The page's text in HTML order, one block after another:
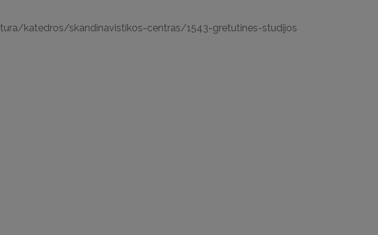
katedros/skandinavistikos-centras/1543-gretutines-studijos